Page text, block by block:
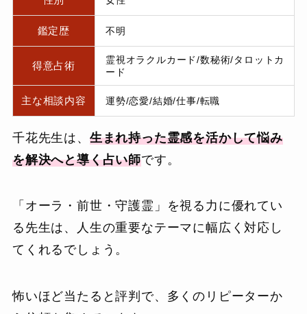
鑑定歴 不明
得意占術
霊視オラクルカード/数秘術/タロットカ
ード
主な相談内容 運勢/恋愛/結婚/仕事/転職
千花先生は、 生まれ持った霊感を活かして悩み
を解決へと導く占い師です。
「オーラ・前世・守護霊」を視る力に優れてい
る先生は、人生の重要なテーマに幅広く対応し
てくれるでしょう。
怖いほど当たると評判で、多くのリピーターか